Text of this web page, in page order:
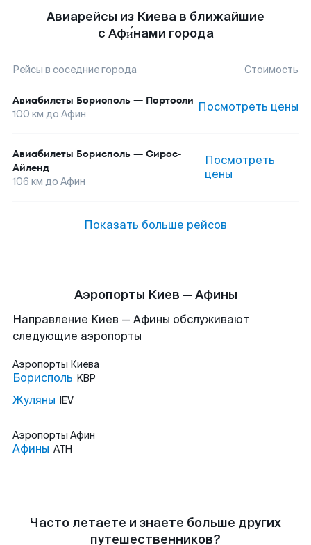
Авиарейсы из Киева в ближайшие
с Афи́нами города
Рейсы в соседние города Стоимость
Авиабилеты Борисполь — Портоэли
100 км до Афин Посмотреть цены
Авиабилеты Борисполь — Сирос-
Айленд
106 км до Афин
Посмотреть
цены
Показать больше рейсов
Аэропорты Киев — Афины
Направление Киев — Афины обслуживают
следующие аэропорты
Аэропорты Киева
Борисполь KBP
Жуляны IEV
Аэропорты Афин
Афины ATH
Часто летаете и знаете больше других
путешественников?